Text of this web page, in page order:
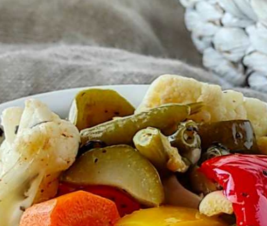
ESC per uscire